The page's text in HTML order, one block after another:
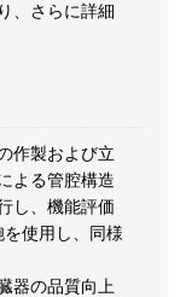
、さらに詳細
作製および立
よる管腔構造
し、機能評価
使用し、同様
器の品質向上